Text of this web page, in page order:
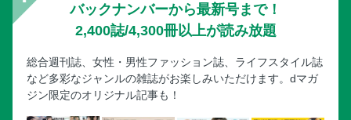
バックナンバーから最新号まで！
2,400誌/4,300冊以上が読み放題
総合週刊誌、女性・男性ファッション誌、ライフスタイル誌
など多彩なジャンルの雑誌がお楽しみいただけます。dマガ
ジン限定のオリジナル記事も！